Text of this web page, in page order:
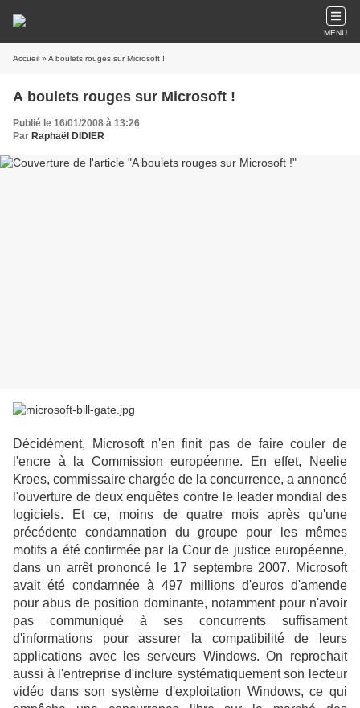
MENU
Accueil » A boulets rouges sur Microsoft !
A boulets rouges sur Microsoft !
Publié le 16/01/2008 à 13:26
Par Raphaël DIDIER
Décidément, Microsoft n'en finit pas de faire couler de
l'encre à la Commission européenne. En effet, Neelie
Kroes, commissaire chargée de la concurrence, a annoncé
l'ouverture de deux enquêtes contre le leader mondial des
logiciels. Et ce, moins de quatre mois après qu'une
précédente condamnation du groupe pour les mêmes
motifs a été confirmée par la Cour de justice européenne,
dans un arrêt prononcé le 17 septembre 2007. Microsoft
avait été condamnée à 497 millions d'euros d'amende
pour abus de position dominante, notamment pour n'avoir
pas communiqué à ses concurrents suffisament
d'informations pour assurer la compatibilité de leurs
applications avec les serveurs Windows. On reprochait
aussi à l'entreprise d'inclure systématiquement son lecteur
vidéo dans son système d'exploitation Windows, ce qui